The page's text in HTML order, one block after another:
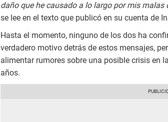
daño que he causado a lo largo por mis
se lee en el texto que publicó en su cuenta de
Hasta el momento, ninguno de los dos ha
verdadero motivo detrás de estos mensajes,
alimentar rumores sobre una posible crisis en
años.